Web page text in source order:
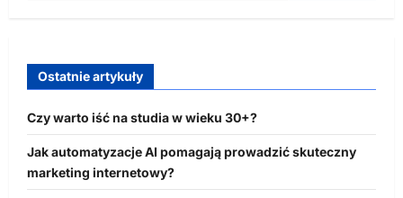
Ostatnie artykuły
Czy warto iść na studia w wieku 30+?
Jak automatyzacje AI pomagają prowadzić skuteczny
marketing internetowy?